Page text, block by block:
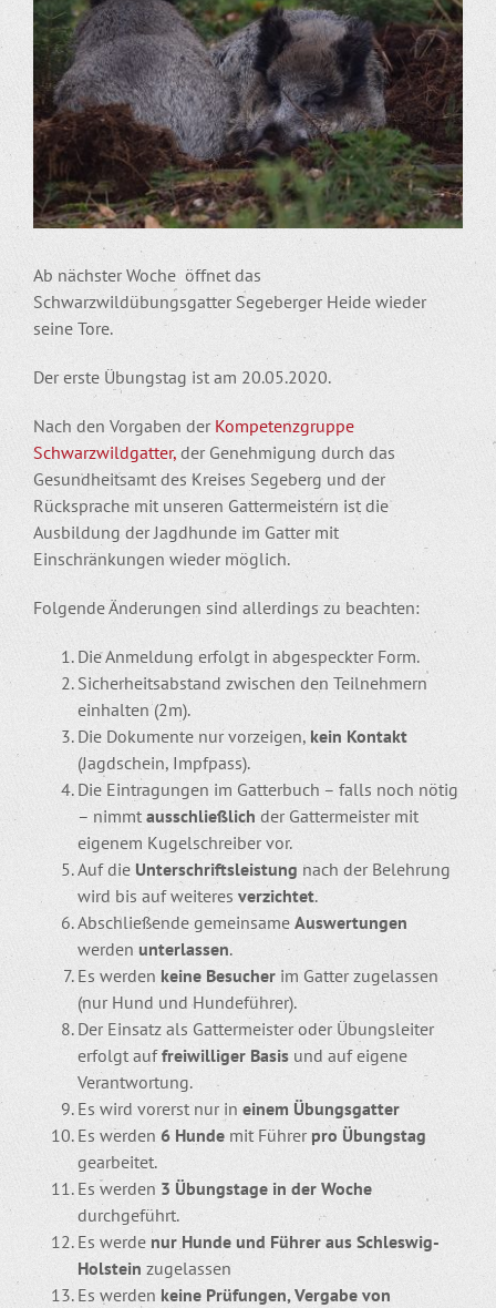
Bild
Ab nächster Woche öffnet das
Schwarzwildübungsgatter Segeberger Heide wieder
seine Tore.
Der erste Übungstag ist am 20.05.2020.
Nach den Vorgaben der Kompetenzgruppe
Schwarzwildgatter, der Genehmigung durch das
Gesundheitsamt des Kreises Segeberg und der
Rücksprache mit unseren Gattermeistern ist die
Ausbildung der Jagdhunde im Gatter mit
Einschränkungen wieder möglich.
Folgende Änderungen sind allerdings zu beachten:
Die Anmeldung erfolgt in abgespeckter Form.
Sicherheitsabstand zwischen den Teilnehmern
einhalten (2m).
Die Dokumente nur vorzeigen, kein Kontakt
(Jagdschein, Impfpass).
Die Eintragungen im Gatterbuch – falls noch nötig
– nimmt ausschließlich der Gattermeister mit
eigenem Kugelschreiber vor.
Auf die Unterschriftsleistung nach der Belehrung
wird bis auf weiteres verzichtet.
Abschließende gemeinsame Auswertungen
werden unterlassen.
Es werden keine Besucher im Gatter zugelassen
(nur Hund und Hundeführer).
Der Einsatz als Gattermeister oder Übungsleiter
erfolgt auffreiwilliger Basis und auf eigene
Verantwortung.
Es wird vorerst nur in einem Übungsgatter
Es werden 6 Hunde mit Führer pro Übungstag
gearbeitet.
Es werden 3 Übungstage in der Woche
durchgeführt.
Es werde nur Hunde und Führer aus Schleswig-
Holstein zugelassen
Es werden keine Prüfungen, Vergabe von